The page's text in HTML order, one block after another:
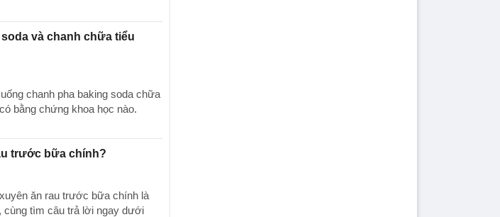
và chanh chữa tiểu
chanh pha baking soda chữa
bằng chứng khoa học nào.
trước bữa chính?
ăn rau trước bữa chính là
cùng tìm câu trả lời ngay dưới